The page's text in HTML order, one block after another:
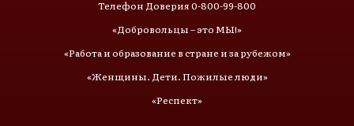
Телефон Доверия 0-800-99-800
«Добровольцы – это МЫ!»
«Работа и образование в стране и за рубежом»
«Женщины. Дети. Пожилые люди»
«Респект»